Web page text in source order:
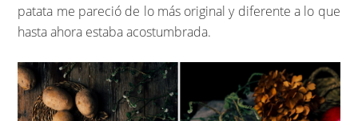
patata me pareció de lo más original y diferente a lo que
hasta ahora estaba acostumbrada.